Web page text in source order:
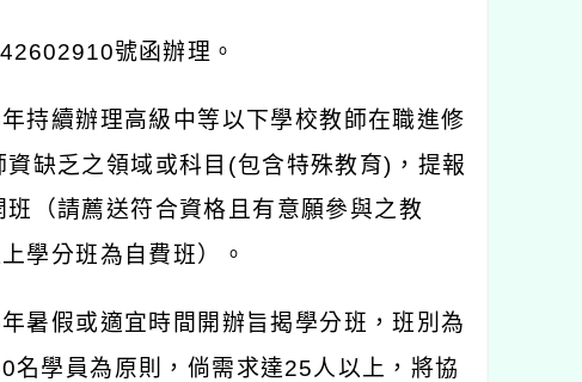
號函辦理。
年持續辦理高級中等以下學校教師在職進修
缺乏之領域或科目 (包含特殊教育) ，提報
（請薦送符合資格且有意願參與之教
學分班為自費班）。
年暑假或適宜時間開辦旨揭學分班，班別為
名學員為原則，倘需求達25人以上，將協